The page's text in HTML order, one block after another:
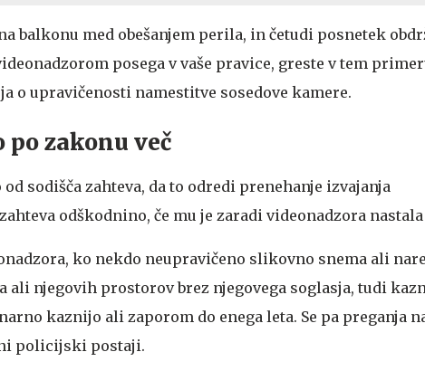
balkonu med obešanjem perila, in četudi posnetek
posega v vaše pravice, greste v tem
o upravičenosti namestitve sosedove kamere.
zakonu več
sodišča zahteva, da to odredi prenehanje izvajanja
odškodnino, če mu je zaradi videonadzora nastala
ko nekdo neupravičeno slikovno snema ali
ali njegovih prostorov brez njegovega soglasja, tudi
kaznijo ali zaporom do enega leta. Se pa preganja
policijski postaji.